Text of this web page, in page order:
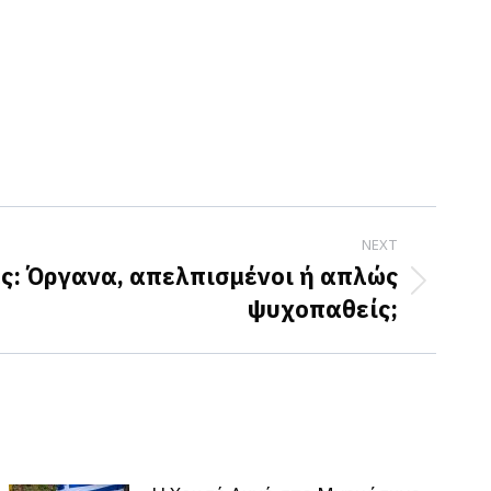
NEXT
Όργανα, απελπισμένοι ή απλώς
ψυχοπαθείς;